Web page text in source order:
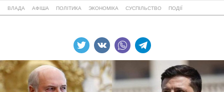
ВЛАДА АФІША ПОЛІТИКА ЭКОНОМІКА СУСПІЛЬСТВО ПОДІЇ